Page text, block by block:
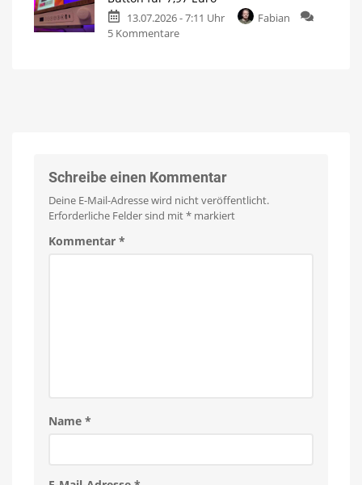
Ausgestattet
Gradient-
Play
Leuchten
13.07.2026 - 7:11 Uhr
Fabian
5 Kommentarezu
Neue
deutlich
größer
Schreibe einen Kommentar
Deine E-Mail-Adresse wird nicht veröffentlicht.
Erforderliche Felder sind mit* markiert
Kommentar *
Name *